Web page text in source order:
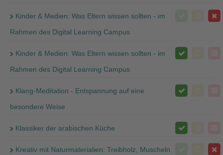
Kinder & Medien: Was Eltern wissen sollten - im
Rahmen des Digital Learning Campus
Kinder & Medien: Was Eltern wissen sollten - im
Rahmen des Digital Learning Campus
Klang-Meditation - Entspannung auf eine
besondere Weise
Klassiker der arabischen Küche
Kreativ mit Naturmaterialien: Treibholz, Muscheln